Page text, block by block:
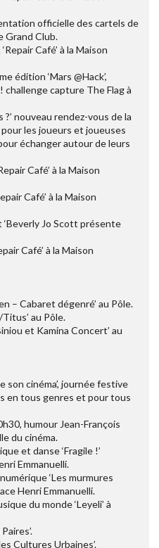
officielle des cartels de
Grand Club.
Café’ à la Maison
édition ‘Mars @Hack’,
capture The Flag à
?’ nouveau rendez-vous de la
les joueurs et joueuses
échanger autour de leurs
Café’ à la Maison
Café’ à la Maison
‘Beverly Jo Scott présente
Café’ à la Maison
– Cabaret dégenré’ au Pôle.
au Pôle.
et Kamina Concert’ au
son cinéma’, journée festive
en tous genres et pour tous
humour Jean-François
du cinéma.
et danse ‘Fragile !’
Emmanuelli.
‘Les murmures
Henri Emmanuelli.
du monde ‘Leyeli’ à
Cultures Urbaines’.